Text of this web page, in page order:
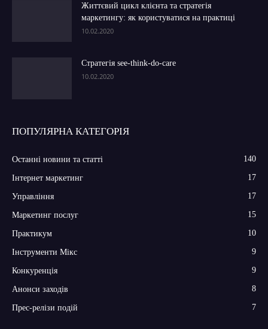
Життєвий цикл клієнта та стратегія
маркетингу: як користуватися на практиці
10.02.2020
Стратегія see-think-do-care
10.02.2020
ПОПУЛЯРНА КАТЕГОРІЯ
Останні новини та статті 140
Інтернет маркетинг 17
Управління 17
Маркетинг послуг 15
Практикум 10
Інструменти Мікс 9
Конкуренція 9
Анонси заходів 8
Прес-релізи подій 7